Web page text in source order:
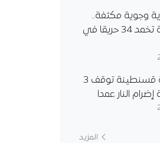
وجوية مكثفة..
الحماية المدنية تخمد 34 حريقا في
فيديو.. شرطة قسنطينة توقف 3
النار عمدا
المزيد